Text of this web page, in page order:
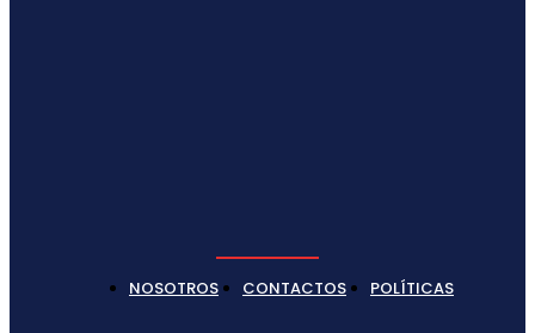
NOSOTROS CONTACTOS POLÍTICAS